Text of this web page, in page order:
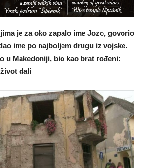
je za oko zapalo ime Jozo, govorio
ime po najboljem drugu iz vojske.
u Makedoniji, bio kao brat rođeni:
dali